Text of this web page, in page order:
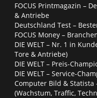
FOCUS Printmagazin –
& Antriebe
Deutschland Test –
FOCUS Money –
DIE WELT – Nr. 1 in
Tore & Antriebe)
DIE WELT – Preis-
DIE WELT – Service-
Computer Bild & Statista
(Wachstum, Traffic,